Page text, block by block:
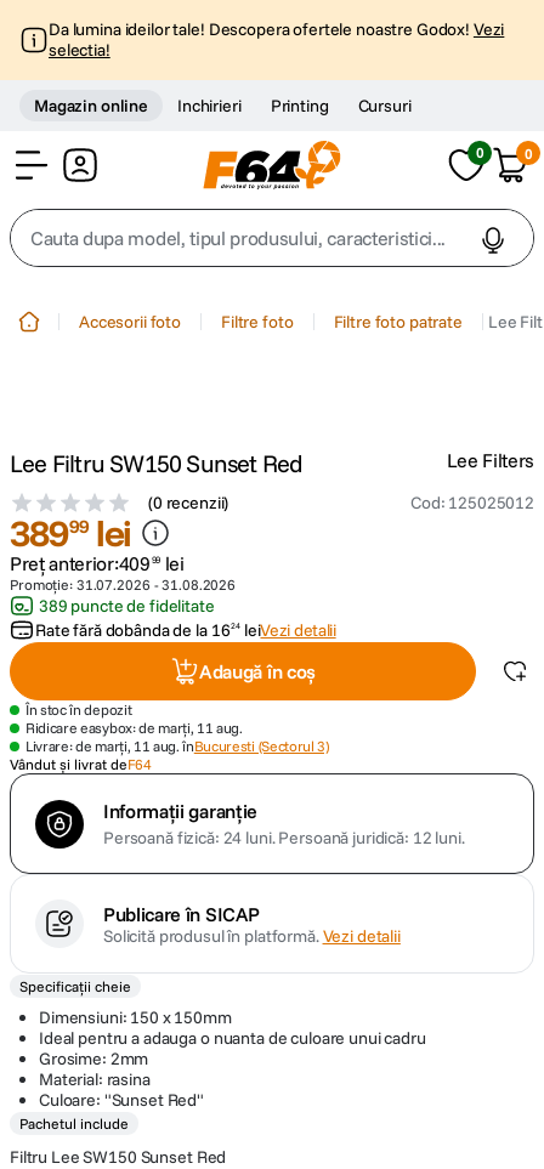
Da lumina ideilor tale! Descopera ofertele noastre Godox! Vezi
selectia!
Magazin online Inchirieri Printing Cursuri
0 0
Cauta dupa model, tipul produsului, caracteristici...
trepied telefon
4. peak design
5 canon sx740 hs
7. card memorie
8. ulanzi
9. insta 360
Accesorii foto Filtre foto Filtre foto patrate Lee
Lee Filtru SW150 Sunset Red
(0 recenzii) Cod: 125025012
Lee Filters
38999 lei
Preț anterior:409 99 lei
Promoție: 31.07.2026 -31.08.2026
389 puncte de fidelitate
Rate fără dobânda de la 1624 leiVezi detalii
Adaugă în coș
În stoc în depozit
Ridicare easybox: de marți, 11 aug.
Livrare: de marți, 11 aug. înBucuresti (Sectorul 3)
Vândut și livrat deF64
Informații garanție
Persoană fizică: 24 luni.Persoană juridică: 12 luni.
Publicare în SICAP
Solicită produsul în platformă.Vezi detalii
Specificații cheie
Dimensiuni: 150 x 150mm
Ideal pentru a adauga o nuanta de culoare unui cadru
Grosime: 2mm
Material: rasina
Culoare: "Sunset Red"
Pachetul include
Filtru Lee SW150 Sunset Red